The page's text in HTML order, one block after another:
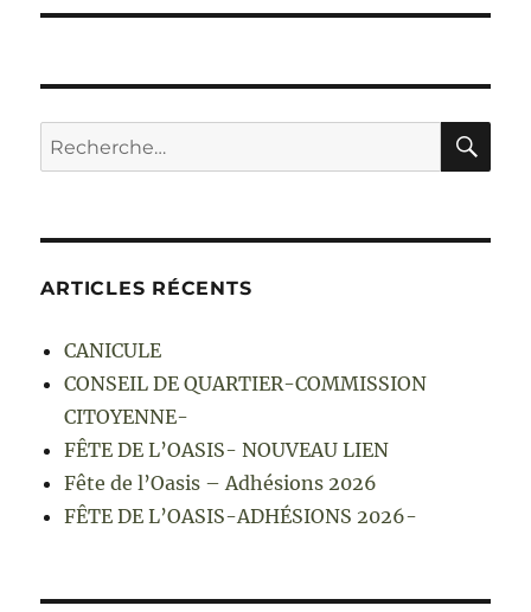
Recherche
pour :
ARTICLES RÉCENTS
CANICULE
CONSEIL DE QUARTIER-COMMISSION
CITOYENNE-
FÊTE DE L’OASIS- NOUVEAU LIEN
Fête de l’Oasis – Adhésions 2026
FÊTE DE L’OASIS-ADHÉSIONS 2026-